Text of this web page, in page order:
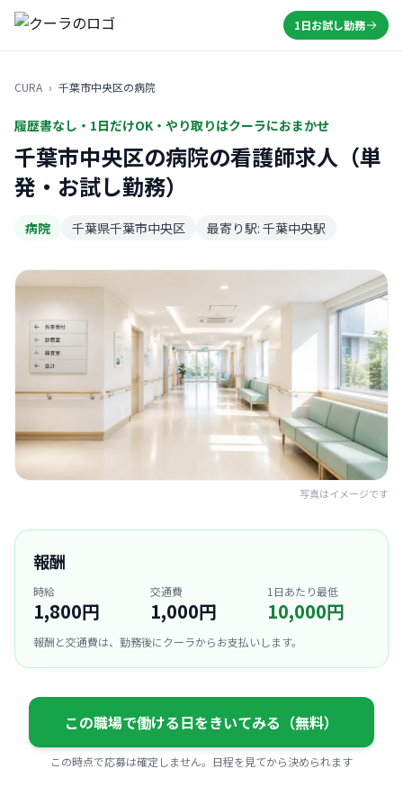
1日お試し勤務
CURA › 千葉市中央区の病院
履歴書なし・1日だけOK・やり取りはクーラにおまかせ
千葉市中央区の病院の看護師求人（単
発・お試し勤務）
病院 千葉県千葉市中央区 最寄り駅: 千葉中央駅
写真はイメージです
報酬
時給
1,800円
交通費
1,000円
1日あたり最低
10,000円
報酬と交通費は、勤務後にクーラからお支払いします。
この職場で働ける日をきいてみる（無料）
この時点で応募は確定しません。日程を見てから決められます